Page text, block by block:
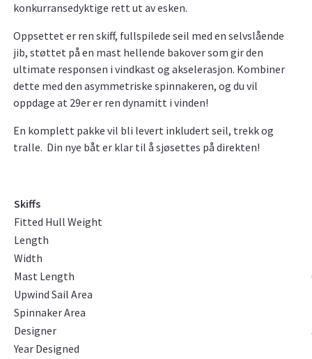
konkurransedyktige rett ut av esken.
Oppsettet er ren skiff, fullspilede seil med en selvslående
jib, støttet på en mast hellende bakover som gir den
ultimate responsen i vindkast og akselerasjon. Kombiner
dette med den asymmetriske spinnakeren, og du vil
oppdage at 29er er ren dynamitt i vinden!
En komplett pakke vil bli levert inkludert seil, trekk og
tralle. Din nye båt er klar til å sjøsettes på direkten!
Skiffs
Fitted Hull Weight
Length
Width
Mast Length
Upwind Sail Area
Spinnaker Area
Designer
Year Designed